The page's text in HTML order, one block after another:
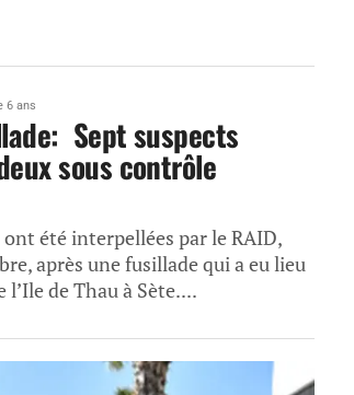
6 ans
Sept suspects
sous contrôle
été interpellées par le RAID,
après une fusillade qui a eu lieu
de Thau à Sète....